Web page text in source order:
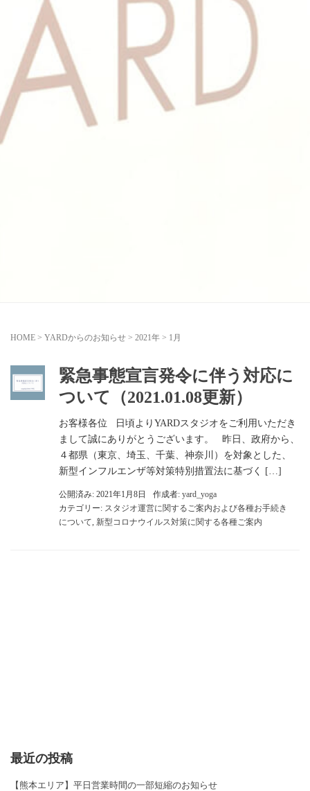
HOME > YARDからのお知らせ > 2021年 > 1月
緊急事態宣言発令に伴う対応に
ついて（2021.01.08更新）
お客様各位 日頃よりYARDスタジオをご利用いただき
まして誠にありがとうございます。 昨日、政府から、
４都県（東京、埼玉、千葉、神奈川）を対象とした、
新型インフルエンザ等対策特別措置法に基づく […]
公開済み: 2021年1月8日 作成者: yard_yoga
カテゴリー: スタジオ運営に関するご案内および各種お手続き
について 新型コロナウイルス対策に関する各種ご案内
最近の投稿
【熊本エリア】平日営業時間の一部短縮のお知らせ